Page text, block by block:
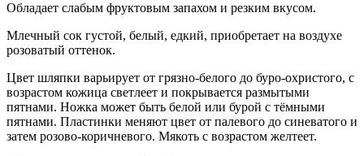
Обладает слабым фруктовым запахом и резким вкусом.
Млечный сок густой, белый, едкий, приобретает на воздухе
розоватый оттенок.
Цвет шляпки варьирует от грязно-белого до буро-охристого, с
возрастом кожица светлеет и покрывается размытыми
пятнами. Ножка может быть белой или бурой с тёмными
пятнами. Пластинки меняют цвет от палевого до синеватого и
затем розово-коричневого. Мякоть с возрастом желтеет.